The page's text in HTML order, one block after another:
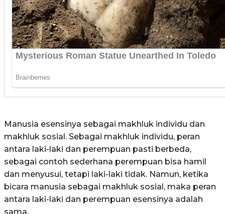
Manusia esensinya sebagai makhluk individu dan
makhluk sosial. Sebagai makhluk individu, peran
antara laki-laki dan perempuan pasti berbeda,
sebagai contoh sederhana perempuan bisa hamil
dan menyusui, tetapi laki-laki tidak. Namun, ketika
bicara manusia sebagai makhluk sosial, maka peran
antara laki-laki dan perempuan esensinya adalah
sama.